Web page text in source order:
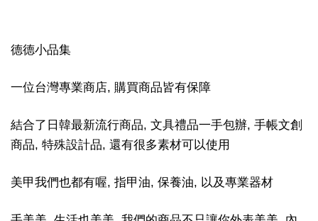
德德小品集
一位台灣專業商店, 購買商品皆有保障
結合了日韓最新流行商品, 文具禮品一手包辦, 手帳文創
商品, 特殊設計品, 還有很多素材可以使用
美甲我們也都有喔, 指甲油, 保養油, 以及專業器材